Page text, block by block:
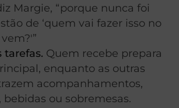
Margie, “porque nunca foi
de ‘quem vai fazer isso no
tarefas. Quem recebe prepara
enquanto as outras
acompanhamentos,
bebidas ou sobremesas.